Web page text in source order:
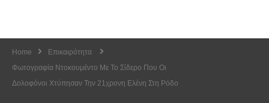
Home
Επικαιρότητα
Φωτογραφία Ντοκουμέντο Με Το Σίδερο Που Οι
Δολοφόνοι Χτύπησαν Την 21χρονη Ελένη Στη Ρόδο